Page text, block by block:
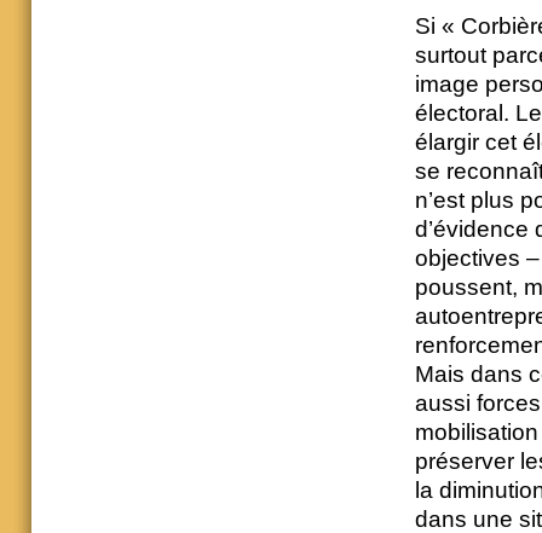
Si «
surtout
image
électoral.
élargir cet
se
n’est plus
d’évidence
objectives
poussent,
Mais dans
aussi
préserver
la
dans une